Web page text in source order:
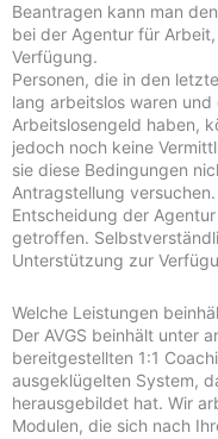
Beantragen kann man
bei der Agentur für
Verfügung.
Personen, die in den
lang arbeitslos waren
Arbeitslosengeld haben,
jedoch noch keine
sie diese Bedingungen
Antragstellung
Entscheidung der
getroffen.
Unterstützung zur
Welche Leistungen
Der AVGS beinhält unter
bereitgestellten 1:1
ausgeklügelten System,
herausgebildet hat. Wir
Modulen, die sich nach